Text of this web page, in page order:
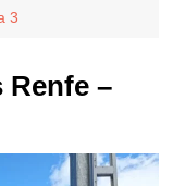
3
Renfe –